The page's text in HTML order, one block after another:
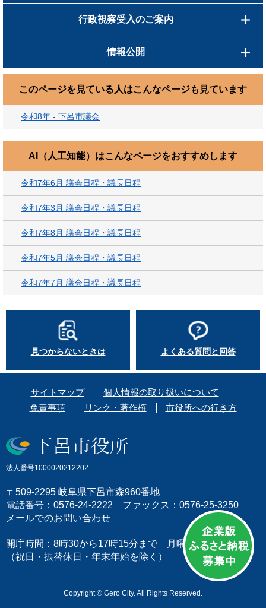
行政視察受入のご案内
情報公開
このページを見ている人はこんなページも見ています
令和8年 - 下呂市議会
AI（人工知能）はこんなページをおすすめします
令和7年6月 議会日程・議長日程
令和7年3月 議会日程・議長日程
令和7年8月 議会日程・議長日程
令和7年5月 議会日程・議長日程
令和7年7月 議会日程・議長日程
見つからないときは よくある質問と回答
サイトマップ
個人情報の取り扱いについて
免責事項
リンク・著作権 市役所への行き方
法人番号1000020212202
〒509-2295 岐阜県下呂市森960番地
電話番号：0576-24-2222 ファックス：0576-25-3250
メールでのお問い合わせ
開庁時間：8時30から17時15分まで 月曜日から金曜日
（祝日・振替休日・年末年始を除く）
Copyright © Gero City. All Rights Reserved.